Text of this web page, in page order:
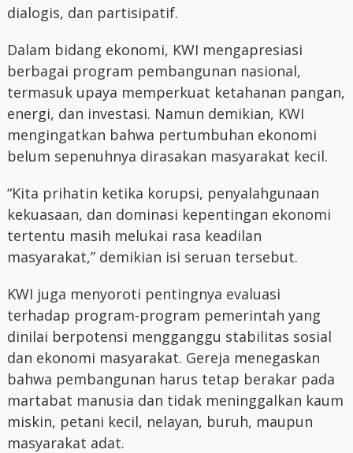
dialogis, dan partisipatif.
Dalam bidang ekonomi, KWI mengapresiasi
berbagai program pembangunan nasional,
termasuk upaya memperkuat ketahanan pangan,
energi, dan investasi. Namun demikian, KWI
mengingatkan bahwa pertumbuhan ekonomi
belum sepenuhnya dirasakan masyarakat kecil.
“Kita prihatin ketika korupsi, penyalahgunaan
kekuasaan, dan dominasi kepentingan ekonomi
tertentu masih melukai rasa keadilan
masyarakat,” demikian isi seruan tersebut.
KWI juga menyoroti pentingnya evaluasi
terhadap program-program pemerintah yang
dinilai berpotensi mengganggu stabilitas sosial
dan ekonomi masyarakat. Gereja menegaskan
bahwa pembangunan harus tetap berakar pada
martabat manusia dan tidak meninggalkan kaum
miskin, petani kecil, nelayan, buruh, maupun
masyarakat adat.